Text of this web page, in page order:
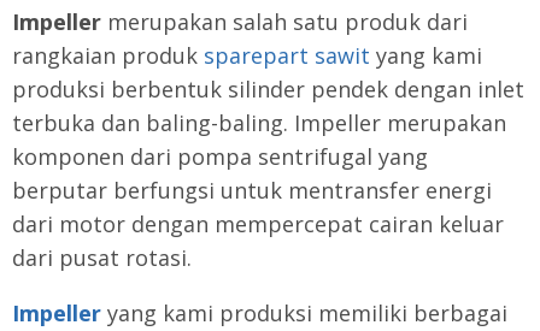
Impeller merupakan salah satu produk dari
rangkaian produk sparepart sawit yang kami
produksi berbentuk silinder pendek dengan inlet
terbuka dan baling-baling. Impeller merupakan
komponen dari pompa sentrifugal yang
berputar berfungsi untuk mentransfer energi
dari motor dengan mempercepat cairan keluar
dari pusat rotasi.
Impeller yang kami produksi memiliki berbagai